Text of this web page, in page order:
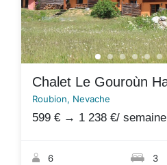
Roubion, Nevache
599 € → 1 238 €/ semaine
6 3